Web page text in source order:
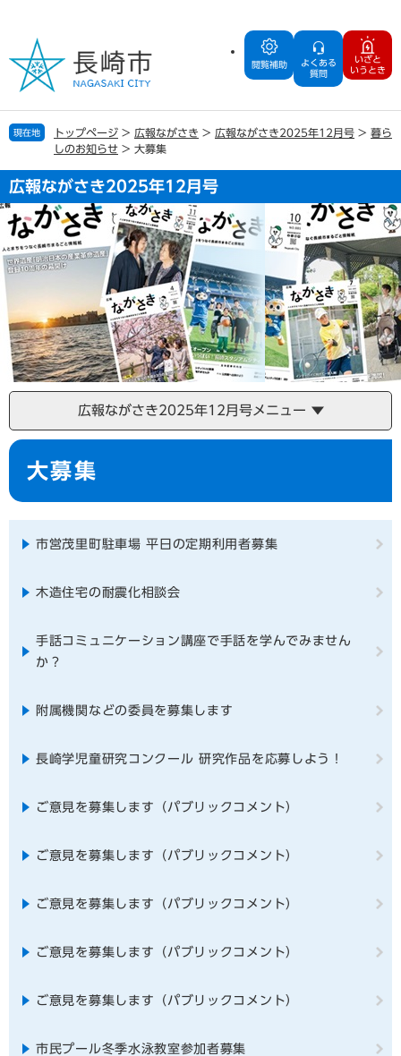
の
で
す
ー
ば
し
本
文
閲覧補助
よくある
質問
いざと
いうとき
現在地 トップページ > 広報ながさき > 広報ながさき2025年12月号 > 暮ら
しのお知らせ > 大募集
広報ながさき2025年12月号
広報ながさき2025年12月号メニュー
本
大募集
市営茂里町駐車場 平日の定期利用者募集
木造住宅の耐震化相談会
手話コミュニケーション講座で手話を学んでみません
か？
附属機関などの委員を募集します
長崎学児童研究コンクール 研究作品を応募しよう！
ご意見を募集します（パブリックコメント）
ご意見を募集します（パブリックコメント）
ご意見を募集します（パブリックコメント）
ご意見を募集します（パブリックコメント）
ご意見を募集します（パブリックコメント）
市民プール冬季水泳教室参加者募集